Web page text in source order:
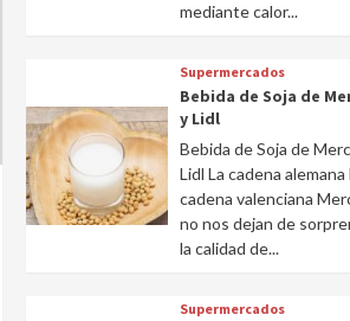
mediante calor...
Supermercados
Bebida de Soja de
y Lidl
Bebida de Soja de
Lidl La cadena alemana
cadena valenciana
no nos dejan de
la calidad de...
Supermercados